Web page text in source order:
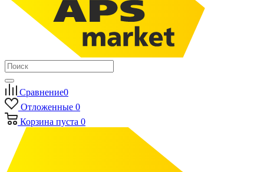
Сравнение0
Отложенные 0
Корзина пуста 0